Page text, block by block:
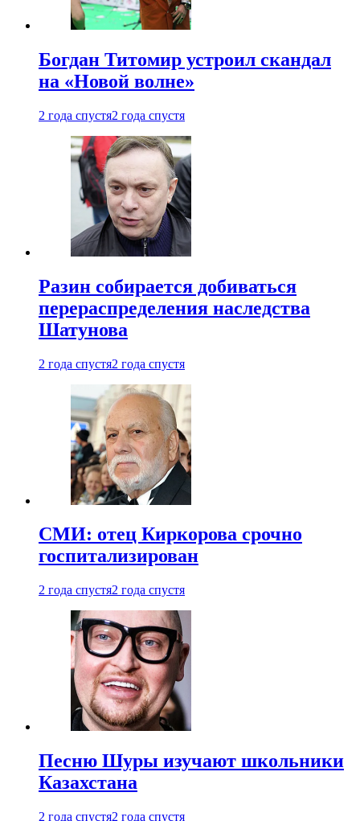
Богдан Титомир устроил скандал
на «Новой волне»
2 года спустя2 года спустя
Разин собирается добиваться
перераспределения наследства
Шатунова
2 года спустя2 года спустя
СМИ: отец Киркорова срочно
госпитализирован
2 года спустя2 года спустя
Песню Шуры изучают школьники
Казахстана
2 года спустя2 года спустя